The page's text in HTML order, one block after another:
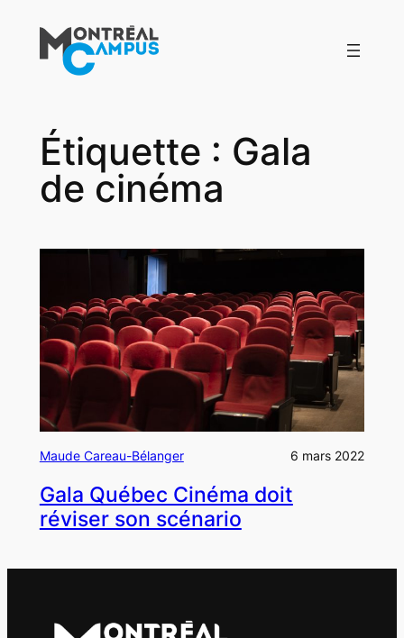
contenu
Étiquette : Gala
de cinéma
Maude Careau-Bélanger 6 mars 2022
Gala Québec Cinéma doit
réviser son scénario